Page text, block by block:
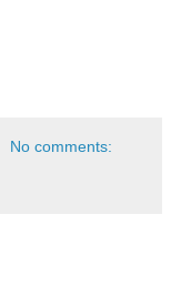
No comments: